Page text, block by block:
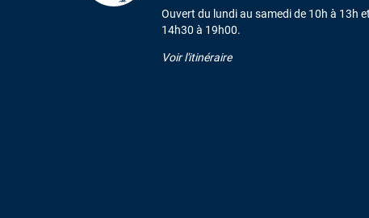
Ouvert du lundi au samedi de 10h à 13h
14h30 à 19h00.
Voir l'itinéraire